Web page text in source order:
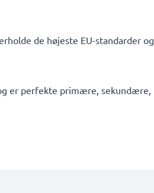
de højeste EU-standarder og
er perfekte primære, sekundære,